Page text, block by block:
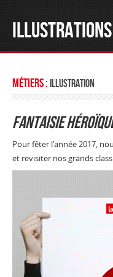
Métiers : Illustration
Fantaisie
Pour fêter l’année 2017,
et revisiter nos grands